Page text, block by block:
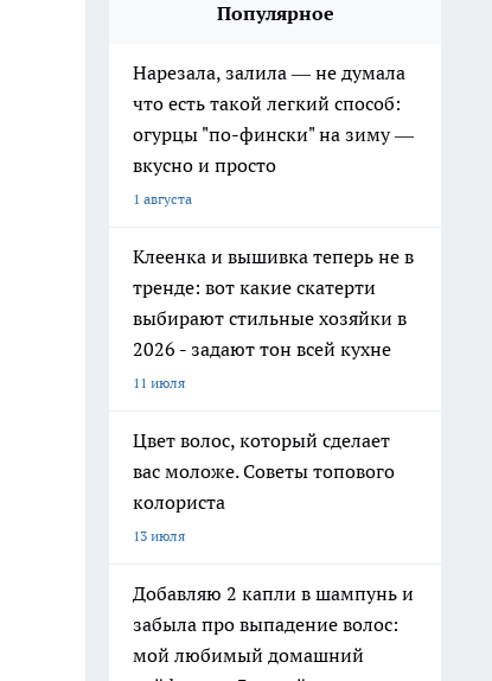
Популярное
Нарезала, залила — не думала
что есть такой легкий способ:
огурцы "по-фински" на зиму —
вкусно и просто
1 августа
Клеенка и вышивка теперь не в
тренде: вот какие скатерти
выбирают стильные хозяйки в
2026 - задают тон всей кухне
11 июля
Цвет волос, который сделает
вас моложе. Советы топового
колориста
13 июля
Добавляю 2 капли в шампунь и
забыла про выпадение волос:
мой любимый домашний